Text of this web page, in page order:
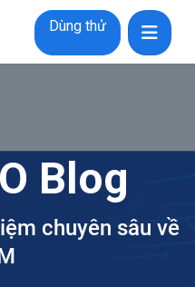
Dùng thử
Blog
chuyên sâu về